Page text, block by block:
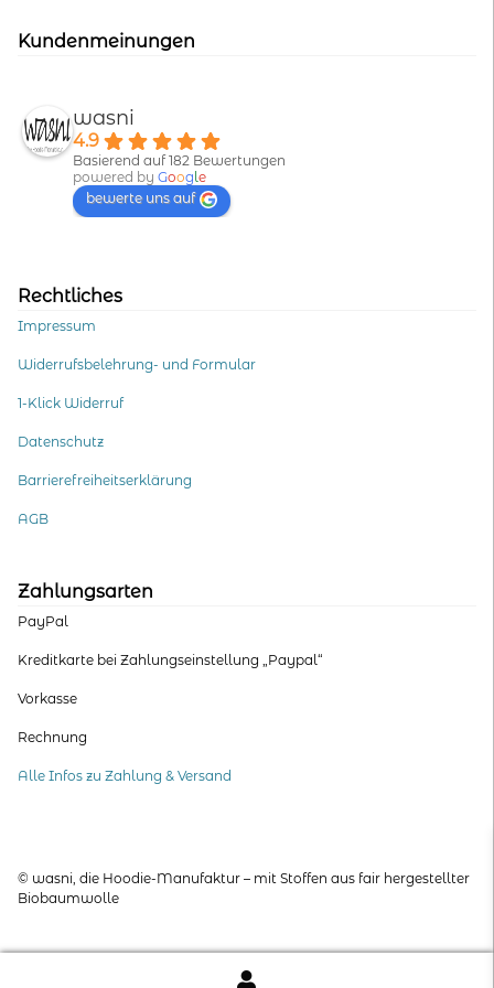
Kundenmeinungen
wasni
4.9
Basierend auf 182 Bewertungen
powered by Goog le
bewerte uns auf
Rechtliches
Impressum
Widerrufsbelehrung- und Formular
1-Klick Widerruf
Datenschutz
Barrierefreiheitserklärung
AGB
Zahlungsarten
PayPal
Kreditkarte bei Zahlungseinstellung „Paypal“
Vorkasse
Rechnung
Alle Infos zu Zahlung & Versand
© wasni, die Hoodie-Manufaktur – mit Stoffen aus fair hergestellter
Biobaumwolle